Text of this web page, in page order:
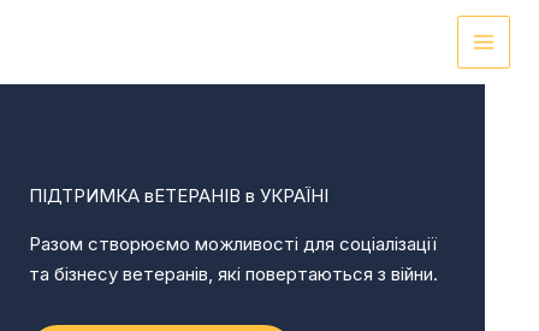
ПІДТРИМКА вЕТЕРАНІВ в УКРАЇНІ
Разом створюємо можливості для соціалізації
та бізнесу ветеранів, які повертаються з війни.